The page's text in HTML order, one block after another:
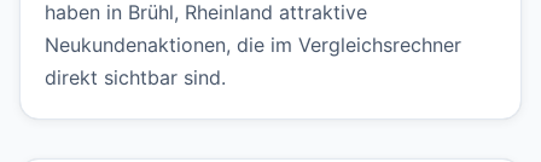
haben in Brühl, Rheinland attraktive
Neukundenaktionen, die im Vergleichsrechner
direkt sichtbar sind.